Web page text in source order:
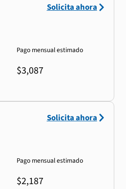
Pago mensual estimado
$3,087
Solicita ahora
Pago mensual estimado
$2,187
Solicita ahora